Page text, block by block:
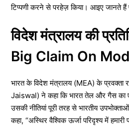
टिप्पणी करने से परहेज़ किया। आइए जानते हैं
विदेश मंत्रालय की
Big Claim On
भारत के विदेश मंत्रालय (MEA) के प्रवक्ता
Jaiswal) ने कहा कि भारत तेल और गैस
उसकी नीतियां पूरी तरह से भारतीय
कहा, “अस्थिर वैश्विक ऊर्जा परिदृश्य में